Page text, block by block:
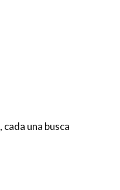
, cada una busca